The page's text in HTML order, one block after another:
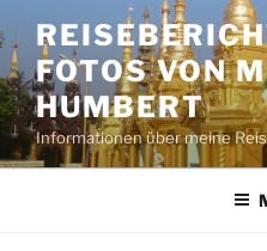
Inhalt
springenFOTOS VON
HUMBERT
Informationen über meine